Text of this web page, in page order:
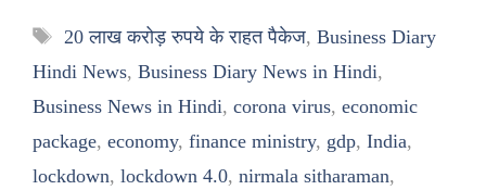
Tags
20 लाख करोड़ रुपये के राहत पैकेज, Business Diary
Hindi News, Business Diary News in Hindi,
Business News in Hindi, corona virus, economic
package, economy, finance ministry, gdp, India,
lockdown, lockdown 4.0, nirmala sitharaman,